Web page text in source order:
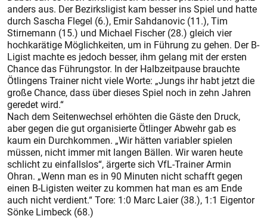
anders aus. Der Bezirksligist kam besser ins Spiel und hatte
durch Sascha Flegel (6.), Emir Sahdanovic (11.), Tim
Stirnemann (15.) und Michael Fischer (28.) gleich vier
hochkarätige Möglichkeiten, um in Führung zu gehen. Der B-
Ligist machte es jedoch besser, ihm gelang mit der ersten
Chance das Führungstor. In der Halbzeitpause brauchte
Ötlingens Trainer nicht viele Worte: „Jungs ihr habt jetzt die
große Chance, dass über dieses Spiel noch in zehn Jahren
geredet wird.“
Nach dem Seitenwechsel erhöhten die Gäste den Druck,
aber gegen die gut organisierte Ötlinger Abwehr gab es
kaum ein Durchkommen. „Wir hätten variabler spielen
müssen, nicht immer mit langen Bällen. Wir waren heute
schlicht zu einfallslos“, ärgerte sich VfL-Trainer Armin
Ohran. „Wenn man es in 90 Minuten nicht schafft gegen
einen B-Ligisten weiter zu kommen hat man es am Ende
auch nicht verdient.“ Tore: 1:0 Marc Laier (38.), 1:1 Eigentor
Sönke Limbeck (68.)